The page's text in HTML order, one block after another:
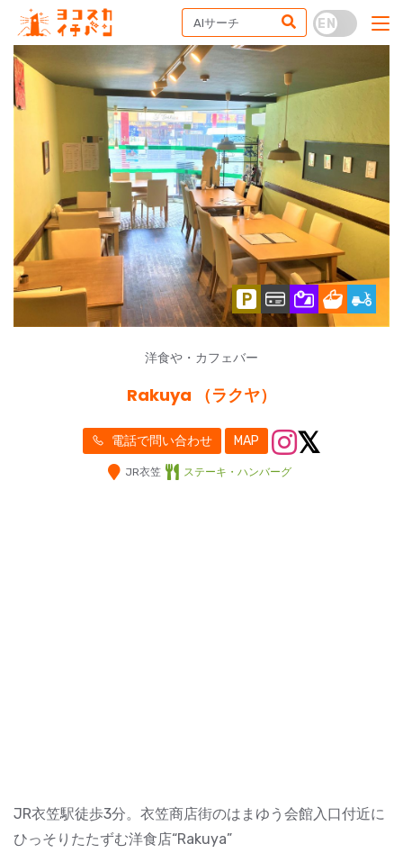
洋食や・カフェバー
Rakuya （ラクヤ）
電話で問い合わせ MAP
JR衣笠 ステーキ・ハンバーグ
JR衣笠駅徒歩3分。衣笠商店街のはまゆう会館入口付近に
ひっそりたたずむ洋食店“Rakuya”